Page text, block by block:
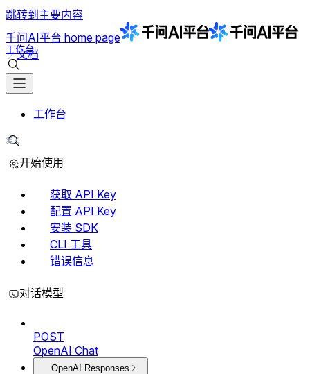
跳转到主要内容
千问AI平台 home page
文档
工作台
工作台
⌘K
开始使用
获取 API Key
配置 API Key
安装 SDK
CLI 工具
错误信息
对话模型
POST
OpenAI Chat
OpenAI Responses